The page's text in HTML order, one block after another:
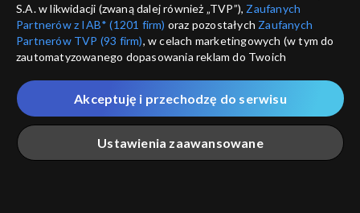
Wichrowe wzgórze
odc. 223
Wichrowe wzgórze
odc. 222
S.A. w likwidacji (zwaną dalej również „TVP”), Zaufanych
Partnerów z IAB* (1201 firm) oraz pozostałych Zaufanych
Partnerów TVP (93 firm), w celach marketingowych (w tym do
zautomatyzowanego dopasowania reklam do Twoich
które wskazujemy poniżej, a także zgody na udostępnianie
przez nas identyfikatora PPID do Google.
Twoje dane osobowe zbierane podczas odwiedzania przez
Ciebie naszych
poszczególnych serwisówzwanych dalej
„Portalem”, w tym informacje zapisywane za pomocą
Ustawienia zaawansowane
Akceptuję i przechodzę do serwisu